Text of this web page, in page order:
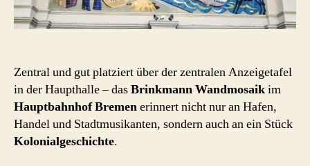
Zentral und gut platziert über der zentralen Anzeigetafel
in der Haupthalle – dasBrinkmann Wandmosaikim
Hauptbahnhof Bremenerinnert nicht nur an Hafen,
Handel und Stadtmusikanten, sondern auch an ein Stück
Kolonialgeschichte.